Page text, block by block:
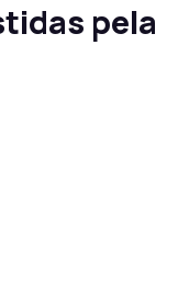
pela